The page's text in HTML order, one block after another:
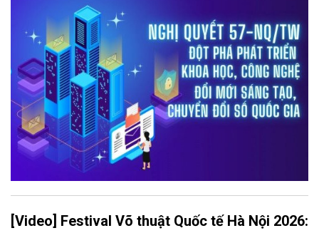
[Video] Festival Võ thuật Quốc tế Hà Nội 2026: